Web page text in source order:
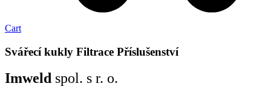
Cart
Svářecí kukly Filtrace Příslušenství
Imweld spol. s r. o.